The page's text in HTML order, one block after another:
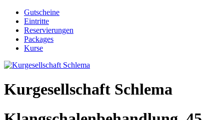
Gutscheine
Eintritte
Reservierungen
Packages
Kurse
Kurgesellschaft Schlema